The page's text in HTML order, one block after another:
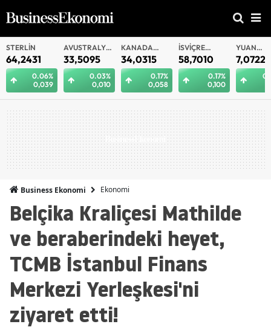
AVUSTRALYA
DOLARI
33,5095
0.03%
0,010
KANADA
DOLARI
34,0315
0.17%
0,058
İSVIÇRE
FRANKI
58,7010
0.17%
0,100
YUAN
OFFSHORE
7,0722
0.24%
0,017
YUAN
7,0715
Business Ekonomi Ekonomi
Belçika Kraliçesi Mathilde
ve beraberindeki heyet,
TCMB İstanbul Finans
Merkezi Yerleşkesi'ni
ziyaret etti!